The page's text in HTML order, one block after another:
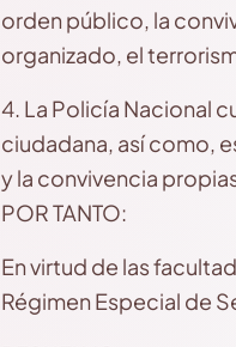
orden público, la
organizado, el
4. La Policía Nacional
ciudadana, así como,
y la convivencia
POR TANTO:
En virtud de las
Régimen Especial de